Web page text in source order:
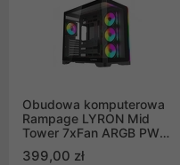
Obudowa komputerowa
Rampage LYRON Mid
Tower 7xFan ARGB PWM
399,00 zł